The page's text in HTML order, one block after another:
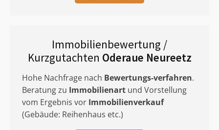
Immobilienbewertung /
Kurzgutachten Oderaue Neureetz
Hohe Nachfrage nach Bewertungs-verfahren.
Beratung zu Immobilienart und Vorstellung
vom Ergebnis vor Immobilienverkauf
(Gebäude: Reihenhaus etc.)